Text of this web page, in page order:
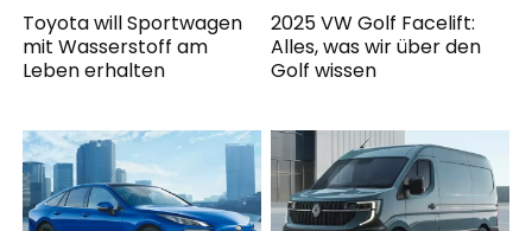
Toyota will Sportwagen
mit Wasserstoff am
Leben erhalten
2025 VW Golf Facelift:
Alles, was wir über den
Golf wissen